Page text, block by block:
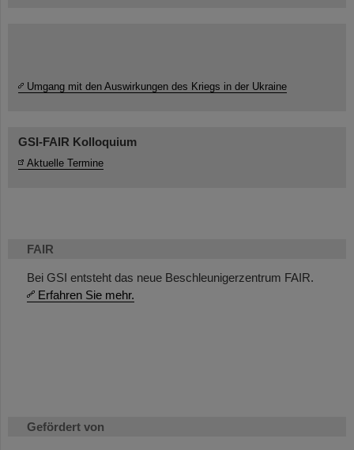
FAIR
Bei GSI entsteht das neue Beschleunigerzentrum FAIR.
Erfahren Sie mehr.
Gefördert von
Umgang mit den Auswirkungen des Kriegs in der Ukraine
GSI-FAIR Kolloquium
Aktuelle Termine